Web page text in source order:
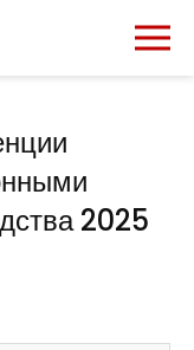
чернилами для
2025